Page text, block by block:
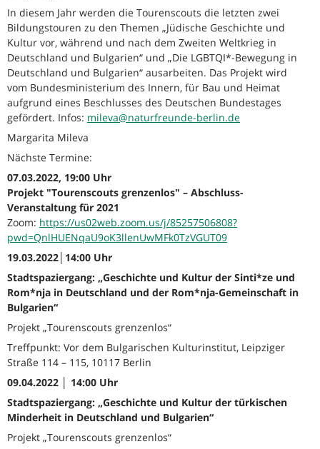
In diesem Jahr werden die Tourenscouts die letzten zwei
Bildungstouren zu den Themen „Jüdische Geschichte und
Kultur vor, während und nach dem Zweiten Weltkrieg in
Deutschland und Bulgarien“ und „Die LGBTQI*-Bewegung in
Deutschland und Bulgarien“ ausarbeiten. Das Projekt wird
vom Bundesministerium des Innern, für Bau und Heimat
aufgrund eines Beschlusses des Deutschen Bundestages
gefördert. Infos: mileva@naturfreunde-berlin.de
Margarita Mileva
Nächste Termine:
07.03.2022, 19:00 Uhr
Projekt "Tourenscouts grenzenlos" – Abschluss-
Veranstaltung für 2021
Zoom: https://us02web.zoom.us/j/85257506808?
pwd=QnlHUENqaU9oK3llenUwMFk0TzVGUT09
19.03.2022│14:00 Uhr
Stadtspaziergang: „Geschichte und Kultur der Sinti*ze und
Rom*nja in Deutschland und der Rom*nja-Gemeinschaft in
Bulgarien“
Projekt „Tourenscouts grenzenlos“
Treffpunkt: Vor dem Bulgarischen Kulturinstitut, Leipziger
Straße 114 – 115, 10117 Berlin
09.04.2022 │ 14:00 Uhr
Stadtspaziergang: „Geschichte und Kultur der türkischen
Minderheit in Deutschland und Bulgarien“
Projekt „Tourenscouts grenzenlos“